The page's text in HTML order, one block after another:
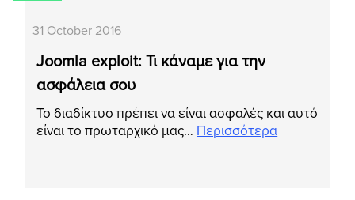
31 October 2016
Joomla exploit: Τι κάναμε για την
ασφάλεια σου
Το διαδίκτυο πρέπει να είναι ασφαλές και αυτό
είναι το πρωταρχικό μας… Περισσότερα